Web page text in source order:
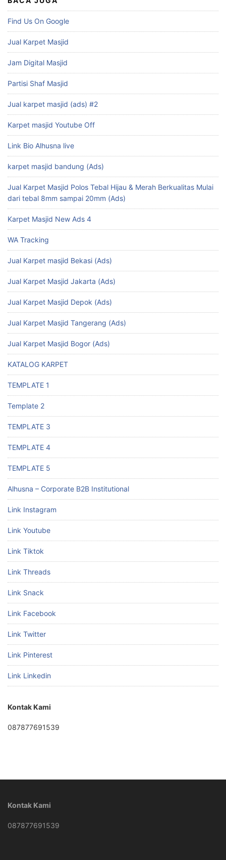
Find Us On Google
Jual Karpet Masjid
Jam Digital Masjid
Partisi Shaf Masjid
Jual karpet masjid (ads) #2
Karpet masjid Youtube Off
Link Bio Alhusna live
karpet masjid bandung (Ads)
Jual Karpet Masjid Polos Tebal Hijau & Merah Berkualitas Mulai
dari tebal 8mm sampai 20mm (Ads)
Karpet Masjid New Ads 4
WA Tracking
Jual Karpet masjid Bekasi (Ads)
Jual Karpet Masjid Jakarta (Ads)
Jual Karpet Masjid Depok (Ads)
Jual Karpet Masjid Tangerang (Ads)
Jual Karpet Masjid Bogor (Ads)
KATALOG KARPET
TEMPLATE 1
Template 2
TEMPLATE 3
TEMPLATE 4
TEMPLATE 5
Alhusna – Corporate B2B Institutional
Link Instagram
Link Youtube
Link Tiktok
Link Threads
Link Snack
Link Facebook
Link Twitter
Link Pinterest
Link Linkedin
Kontak Kami
087877691539
Kontak Kami
087877691539